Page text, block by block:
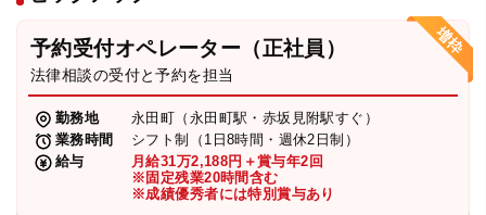
予約受付オペレーター（正社員）
法律相談の受付と予約を担当
勤務地
永田町（永田町駅・赤坂見附駅すぐ）
業務時間
シフト制（1日8時間・週休2日制）
給与
月給31万2,188円＋賞与年2回
※固定残業20時間含む
※成績優秀者には特別賞与あり
ホーム
取扱分野
解決実績